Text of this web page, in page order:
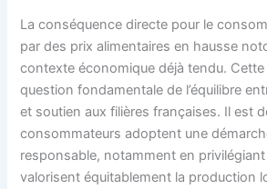
La conséquence directe pour le
par des prix alimentaires en hausse
contexte économique déjà tendu. Cette
question fondamentale de l’équilibre
et soutien aux filières françaises. Il est
consommateurs adoptent une
responsable, notamment en
valorisent équitablement la production